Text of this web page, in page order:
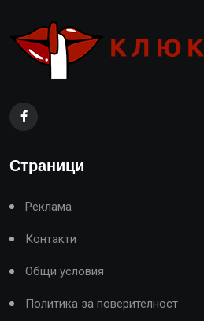
Страници
Реклама
Контакти
Общи условия
Политика за поверителност